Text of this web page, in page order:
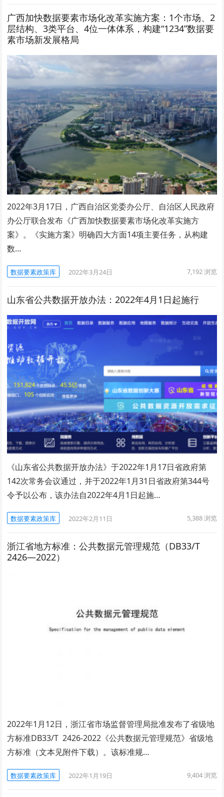
广西加快数据要素市场化改革实施方案：1个市场、2
层结构、3类平台、4位一体体系，构建“1234”数据要
素市场新发展格局
2022年3月17日，广西自治区党委办公厅、自治区人民政府
办公厅联合发布《广西加快数据要素市场化改革实施方
案》。《实施方案》明确四大方面14项主要任务，从构建
数…
数据要素政策库 2022年3月24日 7,192浏览
山东省公共数据开放办法：2022年4月1日起施行
《山东省公共数据开放办法》于2022年1月17日省政府第
142次常务会议通过，并于2022年1月31日省政府第344号
令予以公布，该办法自2022年4月1日起施…
数据要素政策库 2022年2月11日 5,388浏览
浙江省地方标准：公共数据元管理规范（DB33/T
2426—2022）
2022年1月12日，浙江省市场监督管理局批准发布了省级地
方标准DB33/T 2426-2022《公共数据元管理规范》省级地
方标准（文本见附件下载）。该标准规…
数据要素政策库 2022年1月19日 9,404浏览